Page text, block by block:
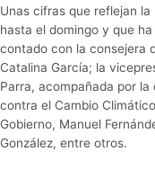
Unas cifras que reflejan
hasta el domingo y que
contado con la consejera
Catalina García; la
Parra, acompañada por
contra el Cambio
Gobierno, Manuel
González, entre otros.